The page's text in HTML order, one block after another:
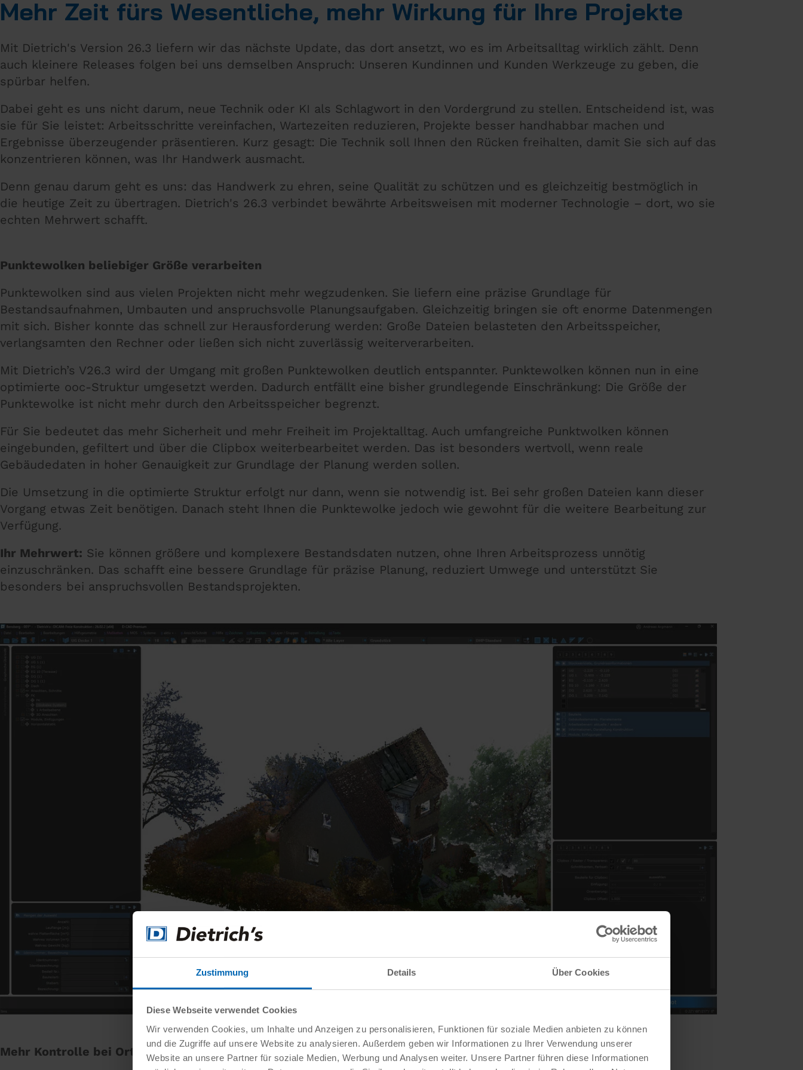
Zustimmung Details Über Cookies
Diese Webseite verwendet Cookies
Wir verwenden Cookies, um Inhalte und Anzeigen zu personalisieren, Funktionen für soziale Medien anbieten zu können
und die Zugriffe auf unsere Website zu analysieren. Außerdem geben wir Informationen zu Ihrer Verwendung unserer
Website an unsere Partner für soziale Medien, Werbung und Analysen weiter. Unsere Partner führen diese Informationen
Mehr Zeit fürs Wesentliche, mehr Wirkung für Ihre Projekte
Mit Dietrich's Version 26.3 liefern wir das nächste Update, das dort ansetzt, wo es im Arbeitsalltag wirklich zählt. Denn
auch kleinere Releases folgen bei uns demselben Anspruch: Unseren Kundinnen und Kunden Werkzeuge zu geben, die
spürbar helfen.
Dabei geht es uns nicht darum, neue Technik oder KI als Schlagwort in den Vordergrund zu stellen. Entscheidend ist, was
sie für Sie leistet: Arbeitsschritte vereinfachen, Wartezeiten reduzieren, Projekte besser handhabbar machen und
Ergebnisse überzeugender präsentieren. Kurz gesagt: Die Technik soll Ihnen den Rücken freihalten, damit Sie sich auf das
konzentrieren können, was Ihr Handwerk ausmacht.
Denn genau darum geht es uns: das Handwerk zu ehren, seine Qualität zu schützen und es gleichzeitig bestmöglich in
die heutige Zeit zu übertragen. Dietrich's 26.3 verbindet bewährte Arbeitsweisen mit moderner Technologie – dort, wo sie
echten Mehrwert schafft.
Punktewolken beliebiger Größe verarbeiten
Punktewolken sind aus vielen Projekten nicht mehr wegzudenken. Sie liefern eine präzise Grundlage für
Bestandsaufnahmen, Umbauten und anspruchsvolle Planungsaufgaben. Gleichzeitig bringen sie oft enorme Datenmengen
mit sich. Bisher konnte das schnell zur Herausforderung werden: Große Dateien belasteten den Arbeitsspeicher,
verlangsamten den Rechner oder ließen sich nicht zuverlässig weiterverarbeiten.
Mit Dietrich’s V26.3 wird der Umgang mit großen Punktewolken deutlich entspannter. Punktewolken können nun in eine
optimierte ooc-Struktur umgesetzt werden. Dadurch entfällt eine bisher grundlegende Einschränkung: Die Größe der
Punktewolke ist nicht mehr durch den Arbeitsspeicher begrenzt.
Für Sie bedeutet das mehr Sicherheit und mehr Freiheit im Projektalltag. Auch umfangreiche Punktwolken können
eingebunden, gefiltert und über die Clipbox weiterbearbeitet werden. Das ist besonders wertvoll, wenn reale
Gebäudedaten in hoher Genauigkeit zur Grundlage der Planung werden sollen.
Die Umsetzung in die optimierte Struktur erfolgt nur dann, wenn sie notwendig ist. Bei sehr großen Dateien kann dieser
Vorgang etwas Zeit benötigen. Danach steht Ihnen die Punktewolke jedoch wie gewohnt für die weitere Bearbeitung zur
Verfügung.
Ihr Mehrwert: Sie können größere und komplexere Bestandsdaten nutzen, ohne Ihren Arbeitsprozess unnötig
einzuschränken. Das schafft eine bessere Grundlage für präzise Planung, reduziert Umwege und unterstützt Sie
besonders bei anspruchsvollen Bestandsprojekten.
Mehr Kontrolle bei Orthofotos